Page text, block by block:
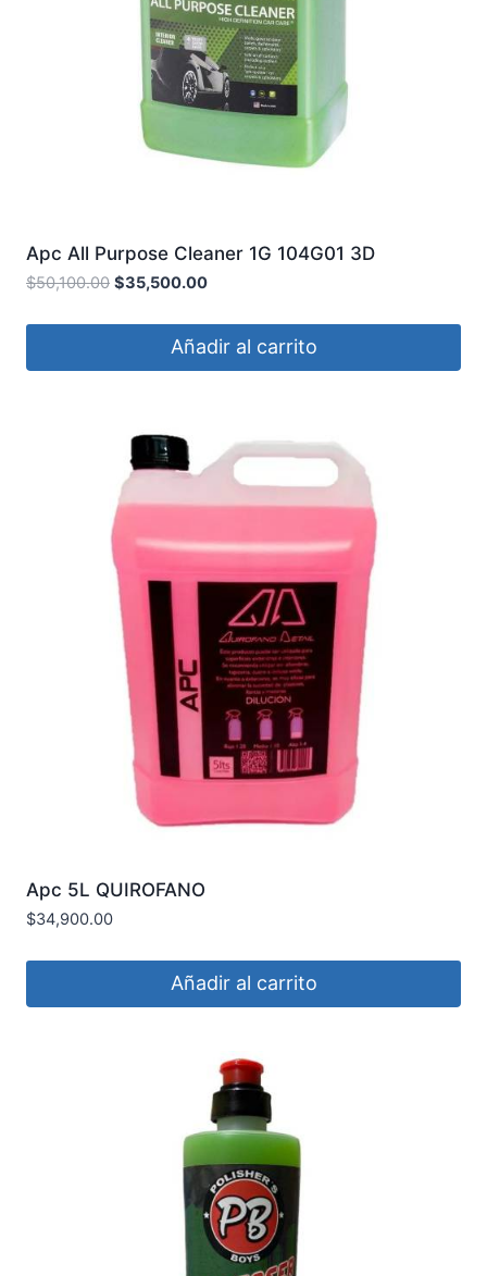
Apc All Purpose Cleaner 1G 104G01 3D
$50,100.00 $35,500.00
Añadir al carrito
Apc 5L QUIROFANO
$34,900.00
Añadir al carrito